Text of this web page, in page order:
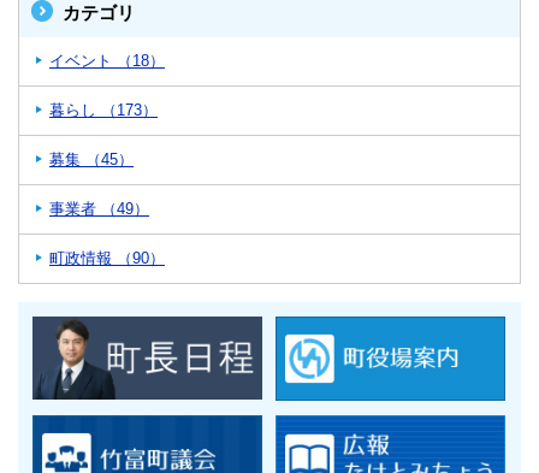
カテゴリ
イベント （18）
暮らし （173）
募集 （45）
事業者 （49）
町政情報 （90）